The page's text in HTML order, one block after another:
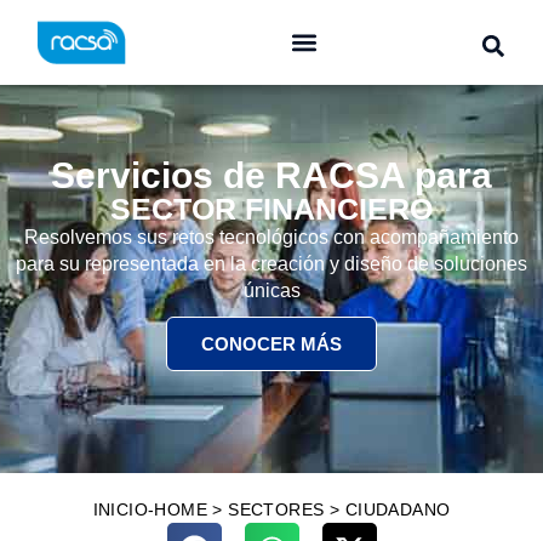
Servicios de RACSA para
SECTOR FINANCIERO
Resolvemos sus retos tecnológicos con acompañamiento
para su representada en la creación y diseño de soluciones
únicas
CONOCER MÁS
INICIO-HOME >SECTORES > CIUDADANO